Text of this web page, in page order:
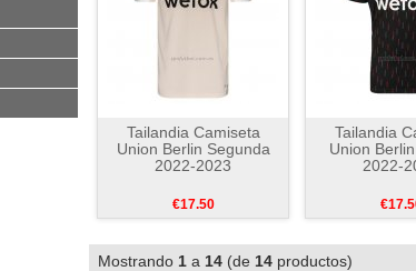
Tailandia Camiseta
Union Berlin Segunda
2022-2023
€17.50
Tailandia
Union
2022-
Mostrando 1 a 14 (de 14 productos)